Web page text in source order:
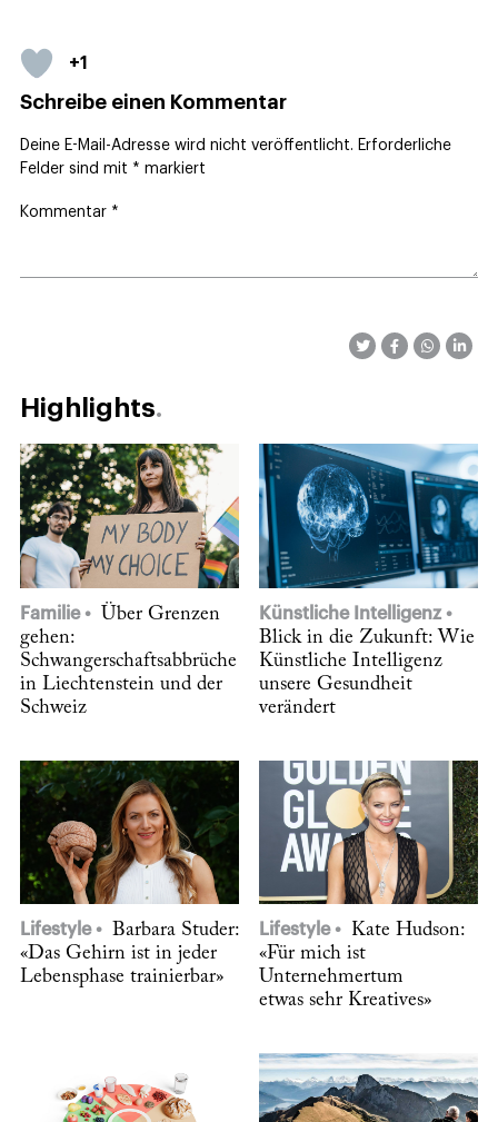
+1
Schreibe einen Kommentar
Deine E-Mail-Adresse wird nicht veröffentlicht. Erforderliche
Felder sind mit * markiert
Kommentar *
Highlights
Familie
Über Grenzen
gehen:
Schwangerschaftsabbrüche
in Liechtenstein und der
Schweiz
Künstliche Intelligenz
Blick in die Zukunft: Wie
Künstliche Intelligenz
unsere Gesundheit
verändert
Lifestyle
Barbara Studer:
«Das Gehirn ist in jeder
Lebensphase trainierbar»
Lifestyle
Kate Hudson:
«Für mich ist
Unternehmertum
etwas sehr Kreatives»